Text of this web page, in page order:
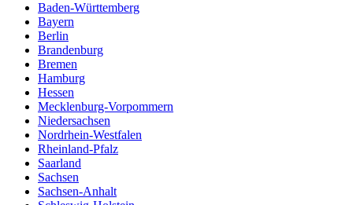
Baden-Württemberg
Bayern
Berlin
Brandenburg
Bremen
Hamburg
Hessen
Mecklenburg-Vorpommern
Niedersachsen
Nordrhein-Westfalen
Rheinland-Pfalz
Saarland
Sachsen
Sachsen-Anhalt